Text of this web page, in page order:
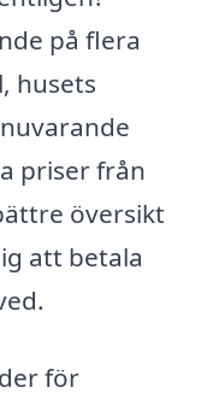
på flera
husets
priser från
översikt
att betala
för